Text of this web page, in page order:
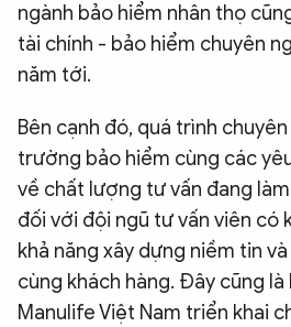
ngành bảo hiểm nhân thọ
tài chính - bảo hiểm chuyên
năm tới.
Bên cạnh đó, quá trình
trường bảo hiểm cùng các
về chất lượng tư vấn đang
đối với đội ngũ tư vấn viên có
khả năng xây dựng niềm tin
cùng khách hàng. Đây cũng là
Manulife Việt Nam triển khai